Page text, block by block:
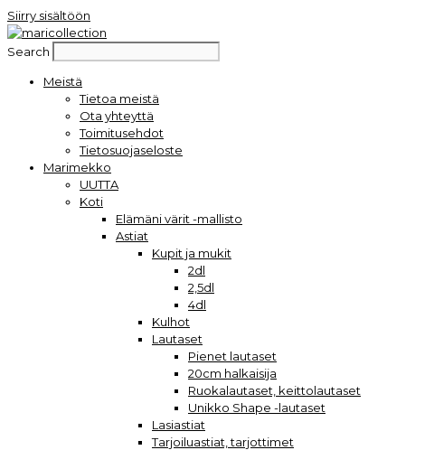
Siirry sisältöön
Search
Meistä
Tietoa meistä
Ota yhteyttä
Toimitusehdot
Tietosuojaseloste
Marimekko
UUTTA
Koti
Elämäni värit -mallisto
Astiat
Kupit ja mukit
2dl
2,5dl
4dl
Kulhot
Lautaset
Pienet lautaset
20cm halkaisija
Ruokalautaset, keittolautaset
Unikko Shape -lautaset
Lasiastiat
Tarjoiluastiat, tarjottimet